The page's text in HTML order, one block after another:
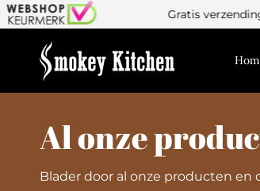
Gratis verzending vanaf
Al onze
Blader door al onze producten